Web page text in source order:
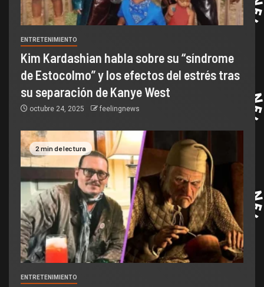
ENTRETENIMIENTO
Kim Kardashian habla sobre su “síndrome
de Estocolmo” y los efectos del estrés tras
su separación de Kanye West
octubre 24, 2025 feelingnews
2 min de lectura
ENTRETENIMIENTO